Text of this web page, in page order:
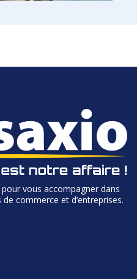
vous accompagner dans
commerce et d’entreprises.